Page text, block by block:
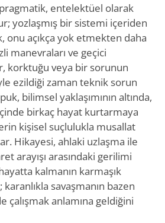
entelektüel olarak
yozlaşmış bir sistemi içeriden
onu açıkça yok etmekten daha
manevraları ve geçici
korktuğu veya bir sorunun
ezildiği zaman teknik sorun
bilimsel yaklaşımının altında,
birkaç hayat kurtarmaya
kişisel suçlulukla musallat
Hikayesi, ahlaki uzlaşma ile
arayışı arasındaki gerilimi
kalmanın karmaşık
karanlıkla savaşmanın bazen
çalışmak anlamına geldiğini